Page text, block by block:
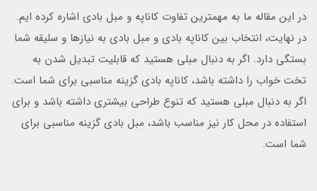
در این مقاله ما به مهمترین تفاوت کاناپه و مبل بادی اشاره کرده ایم.
در نهایت، انتخاب بین کاناپه بادی و مبل بادی به نیازها و سلیقه شما
بستگی دارد. اگر به دنبال مبلی هستید که قابلیت تبدیل شدن به
تخت خواب را داشته باشد، کاناپه بادی گزینه مناسبی برای شما است.
اگر به دنبال مبلی هستید که تنوع طراحی بیشتری داشته باشد و برای
استفاده در محل کار نیز مناسب باشد، مبل بادی گزینه مناسبی برای
شما است.